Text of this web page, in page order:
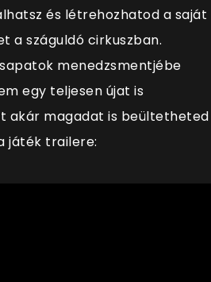
és létrehozhatod a saját
a száguldó cirkuszban.
menedzsmentjébe
egy teljesen újat is
akár magadat is beültetheted
játék trailere: